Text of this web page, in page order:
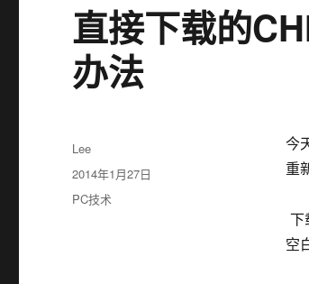
直接下载的
办法
今
重
下
空
作
者
Lee
发
布
2014年1月27日
分
PC技术